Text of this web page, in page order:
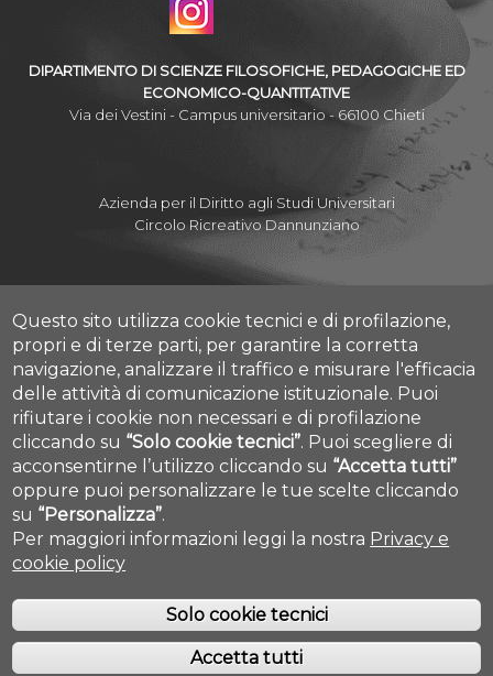
DIPARTIMENTO DI SCIENZE FILOSOFICHE, PEDAGOGICHE ED
ECONOMICO-QUANTITATIVE
Via dei Vestini - Campus universitario - 66100 Chieti
Azienda per il Diritto agli Studi Universitari
Circolo Ricreativo Dannunziano
Albo Pretorio Online
Amministrazione Trasparente
Mettiamoci la Faccia
Fatturazione elettronica
Contatti
Mappa Campus Chieti
Mappa Campus Pescara
Cookie settings
Questo sito utilizza cookie tecnici e di profilazione,
propri e di terze parti, per garantire la corretta
navigazione, analizzare il traffico e misurare l'efficacia
delle attività di comunicazione istituzionale. Puoi
rifiutare i cookie non necessari e di profilazione
cliccando su “Solo cookie tecnici”. Puoi scegliere di
acconsentirne l’utilizzo cliccando su “Accetta tutti”
oppure puoi personalizzare le tue scelte cliccando
su “Personalizza”.
Per maggiori informazioni leggi la nostra Privacy e
cookie policy
Solo cookie tecnici
Accetta tutti